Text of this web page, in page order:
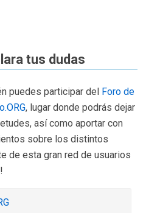
tus dudas
puedes participar del Foro de
, lugar donde podrás dejar
así como aportar con
sobre los distintos
de esta gran red de usuarios